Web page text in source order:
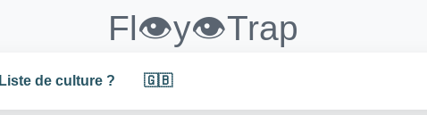
Fl👁️y👁️Trap
Liste de culture ? 🇬🇧